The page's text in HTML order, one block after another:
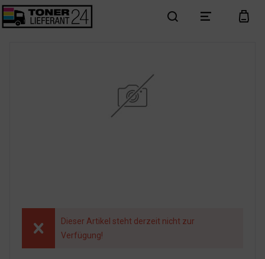
search menu cart
Dieser Artikel steht derzeit nicht zur
Verfügung!